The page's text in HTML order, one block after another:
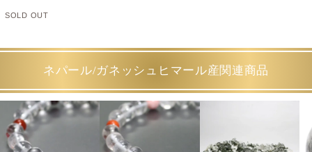
SOLD OUT
ネパール/ガネッシュヒマール産関連商品